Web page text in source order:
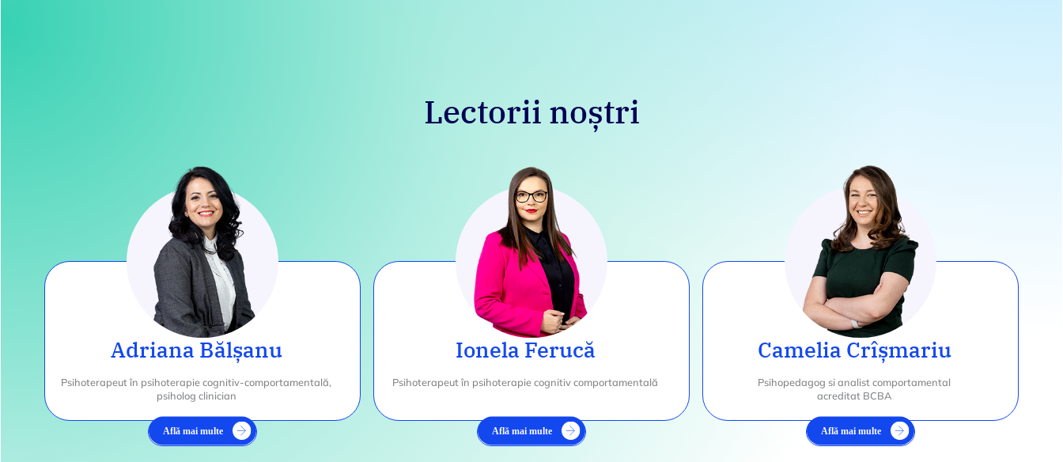
Lectorii noștri
Adriana Bălșanu
Psihoterapeut în psihoterapie cognitiv-comportamentală,
psiholog clinician
Află mai multe
Ionela Ferucă
Psihoterapeut în psihoterapie cognitiv comportamentală
Află mai multe
Camelia Crîșmariu
Psihopedagog si analist comportamental
acreditat BCBA
Află mai multe